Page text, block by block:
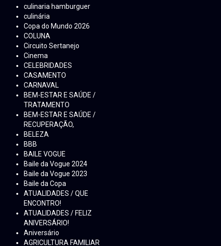
culinaria hamburguer
culinária
Copa do Mundo 2026
COLUNA
Circuito Sertanejo
Cinema
CELEBRIDADES
CASAMENTO
CARNAVAL
BEM-ESTAR E SAÚDE /
TRATAMENTO
BEM-ESTAR E SAÚDE /
RECUPERAÇÃO,
BELEZA
BBB
BAILE VOGUE
Baile da Vogue 2024
Baile da Vogue 2023
Baile da Copa
ATUALIDADES / QUE
ENCONTRO!
ATUALIDADES / FELIZ
ANIVERSÁRIO!
Aniversário
AGRICULTURA FAMILIAR